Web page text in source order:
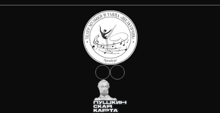
О ТЕАТРЕ
Документы
Сведения об учредителе
Государственное задание
Антикоррупция
Противодействие Covid-19
Антитеррористическая защищенность
Будьте внимательны!
Участникам СВО
АФИША
КОЛЛЕКТИВ
УЧАСТНИКАМ СВО
ФОТО
КОНТАКТЫ